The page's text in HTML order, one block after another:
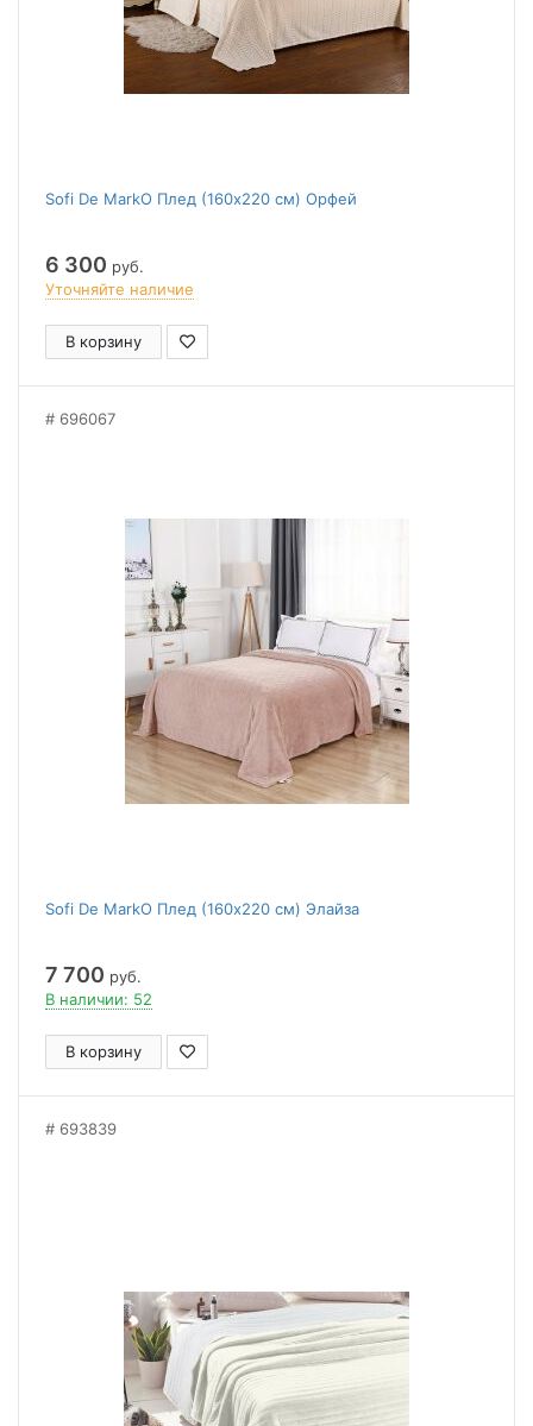
Sofi De MarkO Плед (160x220 см) Орфей
6 300 руб.
Уточняйте наличие
В корзину
696067
Sofi De MarkO Плед (160x220 см) Элайза
7 700 руб.
В наличии: 52
В корзину
693839